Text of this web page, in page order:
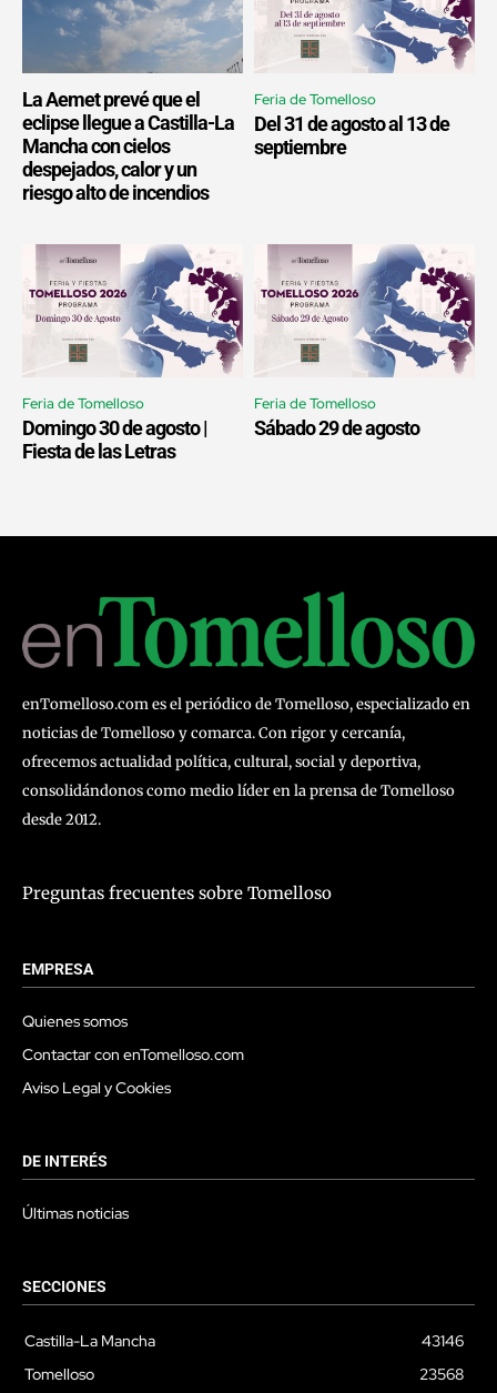
La Aemet prevé que el
eclipse llegue a Castilla-La
Mancha con cielos
despejados, calor y un
riesgo alto de incendios
Feria de Tomelloso
Del 31 de agosto al 13 de
septiembre
Feria de Tomelloso
Domingo 30 de agosto |
Fiesta de las Letras
Feria de Tomelloso
Sábado 29 de agosto
enTomelloso.com es el periódico de Tomelloso, especializado en
noticias de Tomelloso y comarca. Con rigor y cercanía,
ofrecemos actualidad política, cultural, social y deportiva,
consolidándonos como medio líder en la prensa de Tomelloso
desde 2012.
Preguntas frecuentes sobre Tomelloso
EMPRESA
Quienes somos
Contactar con enTomelloso.com
Aviso Legal y Cookies
DE INTERÉS
Últimas noticias
SECCIONES
Castilla-La Mancha
43146
Tomelloso
23568